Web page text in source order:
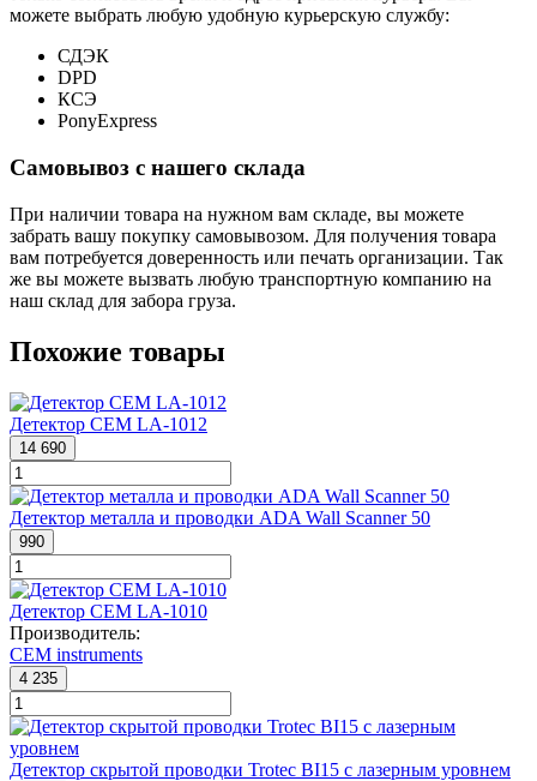
можете выбрать любую удобную курьерскую службу:
СДЭК
DPD
КСЭ
PonyExpress
Самовывоз с нашего склада
При наличии товара на нужном вам складе, вы можете
забрать вашу покупку самовывозом. Для получения товара
вам потребуется доверенность или печать организации. Так
же вы можете вызвать любую транспортную компанию на
наш склад для забора груза.
Похожие товары
Детектор CEM LA-1012
14 690
Детектор металла и проводки ADA Wall Scanner 50
990
Детектор CEM LA-1010
Производитель:
CEM instruments
4 235
Детектор скрытой проводки Trotec BI15 с лазерным уровнем